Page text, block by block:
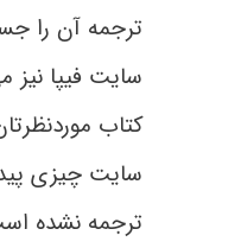
ترجمه آن را
سایت فیپا نیز
کتاب
سایت چیزی
ترجمه نشده